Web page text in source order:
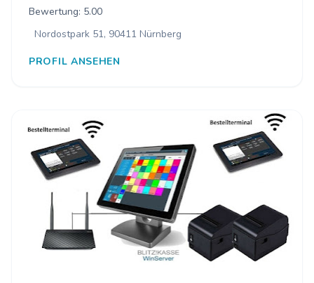
Bewertung: 5.00
Nordostpark 51, 90411 Nürnberg
PROFIL ANSEHEN